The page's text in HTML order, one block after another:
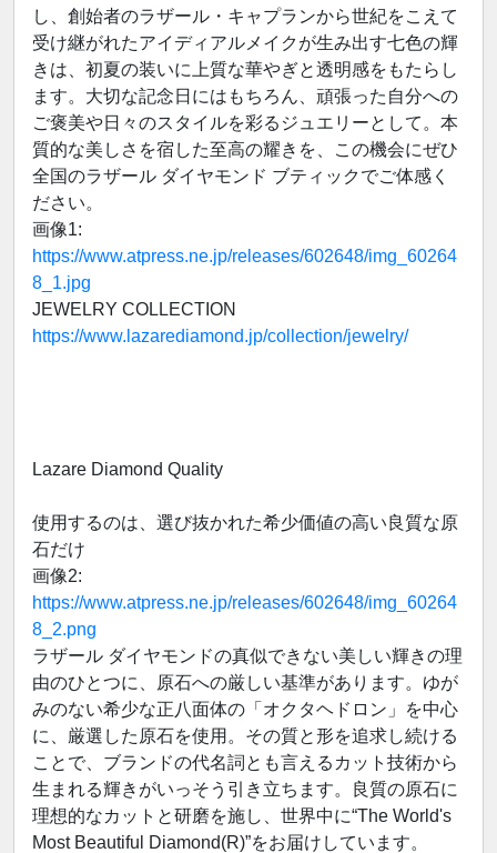
し、創始者のラザール・キャプランから世紀をこえて
受け継がれたアイディアルメイクが生み出す七色の輝
きは、初夏の装いに上質な華やぎと透明感をもたらし
ます。大切な記念日にはもちろん、頑張った自分への
ご褒美や日々のスタイルを彩るジュエリーとして。本
質的な美しさを宿した至高の耀きを、この機会にぜひ
全国のラザール ダイヤモンド ブティックでご体感く
ださい。
画像1:
https://www.atpress.ne.jp/releases/602648/img_60264
8_1.jpg
JEWELRY COLLECTION
https://www.lazarediamond.jp/collection/jewelry/
Lazare Diamond Quality
使用するのは、選び抜かれた希少価値の高い良質な原
石だけ
画像2:
https://www.atpress.ne.jp/releases/602648/img_60264
8_2.png
ラザール ダイヤモンドの真似できない美しい輝きの理
由のひとつに、原石への厳しい基準があります。ゆが
みのない希少な正八面体の「オクタヘドロン」を中心
に、厳選した原石を使用。その質と形を追求し続ける
ことで、ブランドの代名詞とも言えるカット技術から
生まれる輝きがいっそう引き立ちます。良質の原石に
理想的なカットと研磨を施し、世界中に“The World's
Most Beautiful Diamond(R)”をお届けしています。